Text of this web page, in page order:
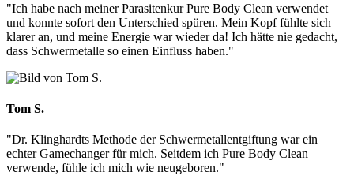
"Ich habe nach meiner Parasitenkur Pure Body Clean verwendet
und konnte sofort den Unterschied spüren. Mein Kopf fühlte sich
klarer an, und meine Energie war wieder da! Ich hätte nie gedacht,
dass Schwermetalle so einen Einfluss haben."
Tom S.
"Dr. Klinghardts Methode der Schwermetallentgiftung war ein
echter Gamechanger für mich. Seitdem ich Pure Body Clean
verwende, fühle ich mich wie neugeboren."